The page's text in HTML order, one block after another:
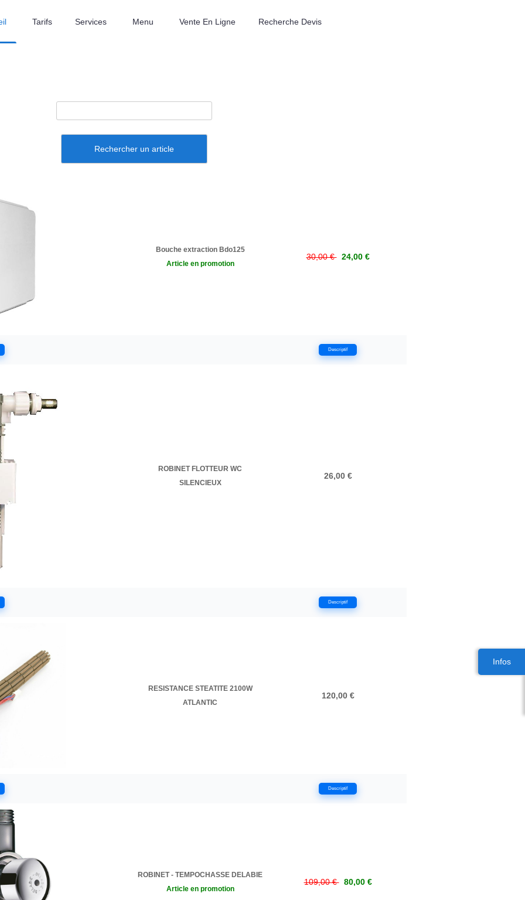
Infos
Tarifs Services Menu Vente En Ligne Recherche Devis
Rechercher un article
Bouche extraction Bdo125
Article en promotion
30,00 € 24,00 €
Descriptif
ROBINET FLOTTEUR WC
SILENCIEUX
26,00 €
Descriptif
RESISTANCE STEATITE 2100W
ATLANTIC
120,00 €
Descriptif
ROBINET - TEMPOCHASSE DELABIE
Article en promotion
109,00 € 80,00 €